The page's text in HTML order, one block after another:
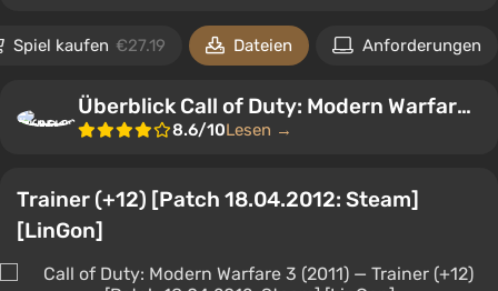
Spiel kaufen €27.19 Dateien Anforderungen
Überblick Call of Duty: Modern Warfare 3 (2011)
8.6/10Lesen →
Trainer (+12) [Patch 18.04.2012: Steam]
[LinGon]